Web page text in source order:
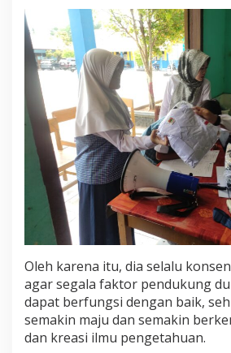
d
i
d
i
k
a
n
S
a
l
u
k
a
n
B
a
t
u
a
n
e
Oleh karena itu, dia selalu
agar segala faktor pendukung
dapat berfungsi dengan baik,
semakin maju dan semakin
dan kreasi ilmu pengetahuan.